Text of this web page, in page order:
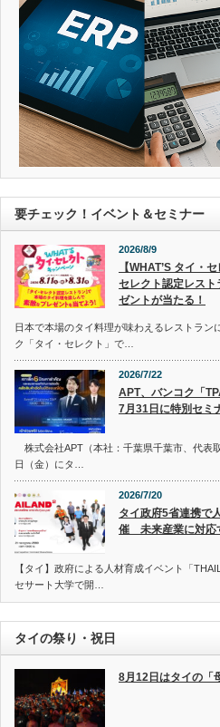
要チェック！イベント＆セミナー
2026/8/9
【WHAT’S タイ・
セレクト認定レス
ゼントが当たる！
日本で本場のタイ料理が味わえるレストラン
ク「タイ・セレクト」で…
2026/7/22
APT、バンコク「
7月31日に特別セミ
株式会社APT（本社：千葉県千葉市、代表
日（金）にタ…
2026/7/20
タイ政府5省連携で
催 未来産業に対応
【タイ】政府による人材育成イベント「
セサート大学で開…
タイの祭り・祝日
8月12日はタイの「